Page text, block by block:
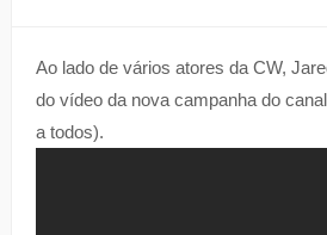
Ao lado de vários atores da CW,
do vídeo da nova campanha do
a todos).